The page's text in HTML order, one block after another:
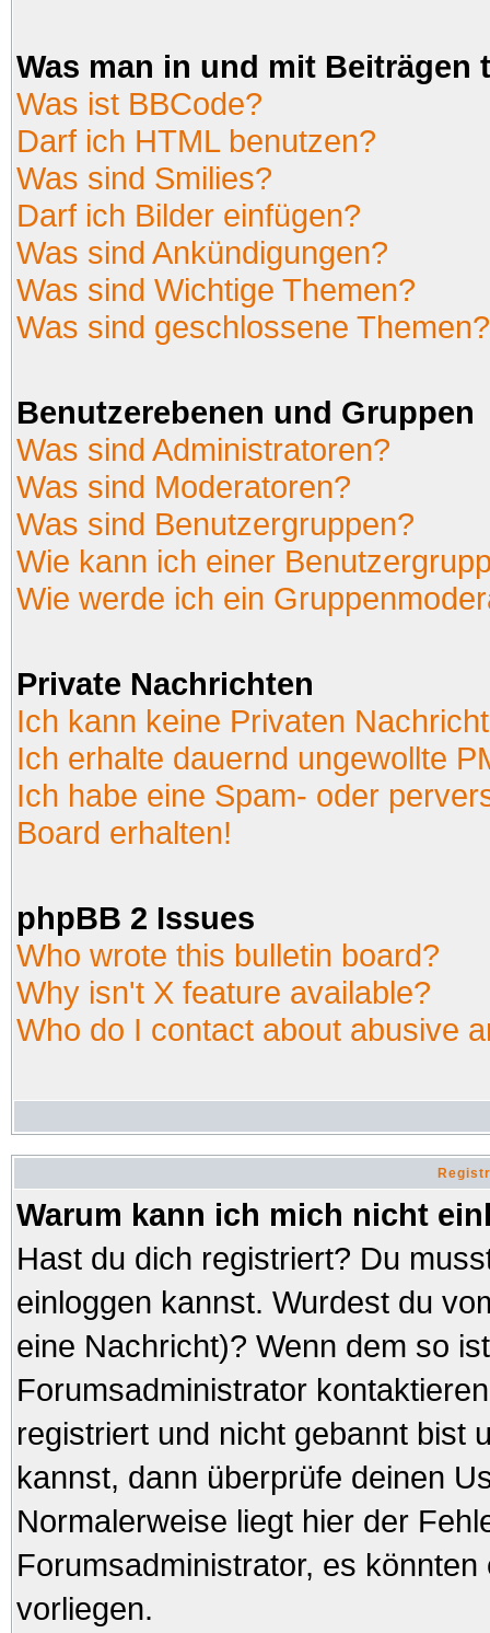
Was man in und mit Beiträgen
Was ist BBCode?
Darf ich HTML benutzen?
Was sind Smilies?
Darf ich Bilder einfügen?
Was sind Ankündigungen?
Was sind Wichtige Themen?
Was sind geschlossene Themen?
Benutzerebenen und Gruppen
Was sind Administratoren?
Was sind Moderatoren?
Was sind Benutzergruppen?
Wie kann ich einer
Wie werde ich ein
Private Nachrichten
Ich kann keine Privaten
Ich erhalte dauernd ungewollte
Ich habe eine Spam- oder
Board erhalten!
phpBB 2 Issues
Who wrote this bulletin board?
Why isn't X feature available?
Who do I contact about abusive
Warum kann ich mich nicht
Hast du dich registriert? Du
einloggen kannst. Wurdest du
eine Nachricht)? Wenn dem so
Forumsadministrator
registriert und nicht gebannt bist
kannst, dann überprüfe deinen
Normalerweise liegt hier der
Forumsadministrator, es
vorliegen.